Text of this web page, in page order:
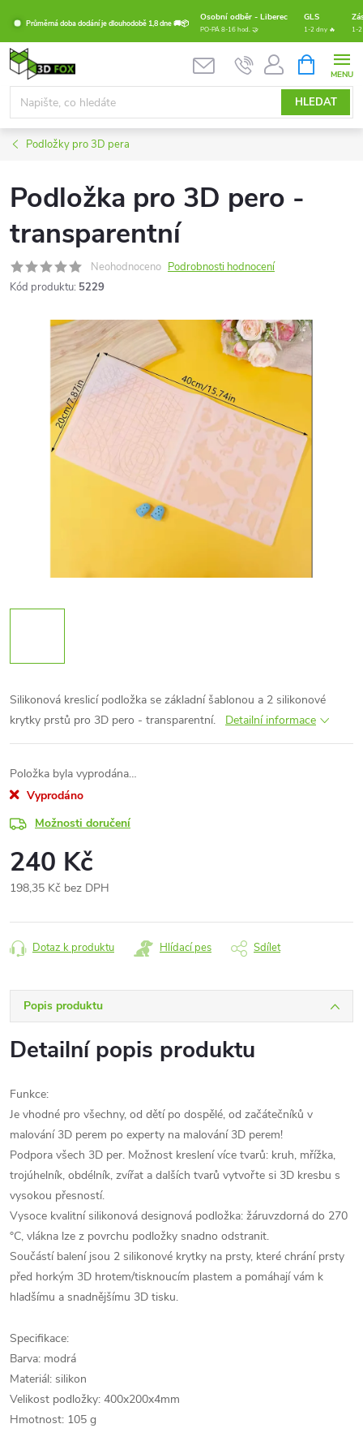
obsah
Průměrná doba dodání je dlouhodobě 1,8 dne 🚚📦
Osobní odběr - Liberec GLS
PO-PÁ 8-16 hod. 🤝 1-2 dny 🔥 1-
HLEDAT
NÁKUPNÍ
KOŠÍK
Podložky pro 3D pera
Podložka pro 3D pero -
transparentní
Neohodnoceno Podrobnosti hodnocení
Kód produktu: 5229
Silikonová kreslicí podložka se základní šablonou a 2 silikonové
krytky prstů pro 3D pero - transparentní.
Detailní informace
Položka byla vyprodána…
Vyprodáno
Možnosti doručení
240 Kč
198,35 Kč bez DPH
cena:
Dotaz k produktu Hlídací pes Sdílet
Popis produktu
Detailní popis produktu
Funkce:
Je vhodné pro všechny, od dětí po dospělé, od začátečníků v
malování 3D perem po experty na malování 3D perem!
Podpora všech 3D per. Možnost kreslení více tvarů: kruh, mřížka,
trojúhelník, obdélník, zvířat a dalších tvarů vytvořte si 3D kresbu s
vysokou přesností.
Vysoce kvalitní silikonová designová podložka: žáruvzdorná do 270
°C, vlákna lze z povrchu podložky snadno odstranit.
Součástí balení jsou 2 silikonové krytky na prsty, které chrání prsty
před horkým 3D hrotem/tisknoucím plastem a pomáhají vám k
hladšímu a snadnějšímu 3D tisku.
Specifikace:
Barva: modrá
Materiál: silikon
Velikost podložky: 400x200x4mm
Hmotnost: 105 g